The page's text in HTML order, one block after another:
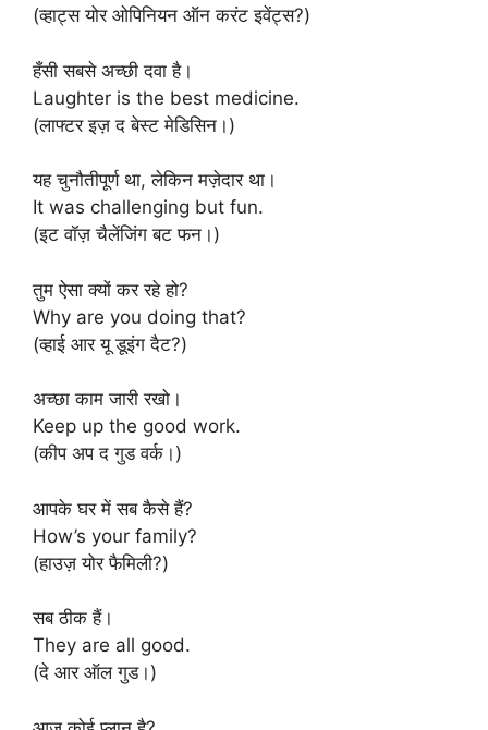
(व्हाट्स योर ओपिनियन ऑन करंट इवेंट्स?)
हँसी सबसे अच्छी दवा है।
Laughter is the best medicine.
(लाफ्टर इज़ द बेस्ट मेडिसिन।)
यह चुनौतीपूर्ण था, लेकिन मज़ेदार था।
It was challenging but fun.
(इट वॉज़ चैलेंजिंग बट फन।)
तुम ऐसा क्यों कर रहे हो?
Why are you doing that?
(व्हाई आर यू डूइंग दैट?)
अच्छा काम जारी रखो।
Keep up the good work.
(कीप अप द गुड वर्क।)
आपके घर में सब कैसे हैं?
How’s your family?
(हाउज़ योर फैमिली?)
सब ठीक हैं।
They are all good.
(दे आर ऑल गुड।)